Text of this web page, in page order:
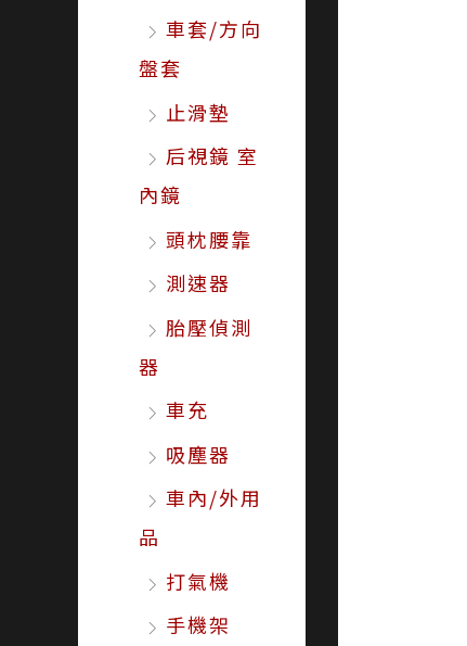
車套/方向
盤套
止滑墊
后視鏡 室
內鏡
頭枕腰靠
測速器
胎壓偵測
器
車充
吸塵器
車內/外用
品
打氣機
手機架